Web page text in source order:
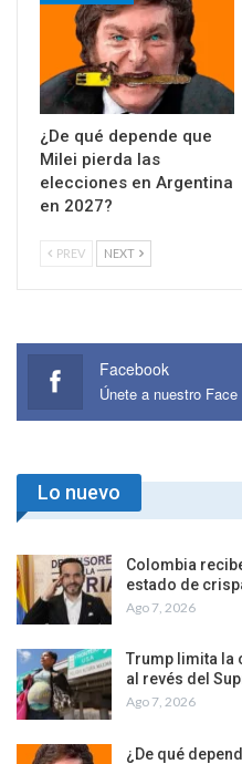
¿De qué depende que
Milei pierda las
elecciones en Argentina
en 2027?
PREV NEXT
Facebook
Únete a nuestro Face
Lo nuevo
Colombia
estado de
Ago 7, 2026
Trump limita la
al revés del
Ago 7, 2026
¿De qué